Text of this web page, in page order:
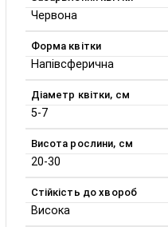
Червона
Форма квітки
Напівсферична
Діаметр квітки, см
5-7
Висота рослини, см
20-30
Стійкість до хвороб
Висока